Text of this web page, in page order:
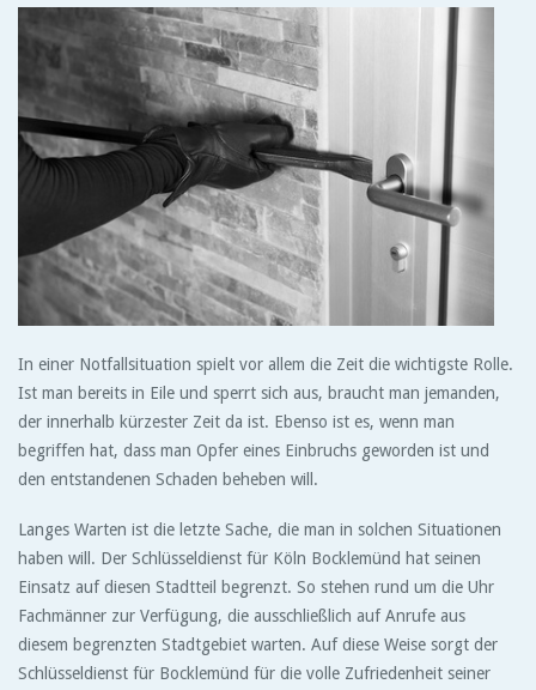
In einer Notfallsituation spielt vor allem die Zeit die wichtigste Rolle.
Ist man bereits in Eile und sperrt sich aus, braucht man jemanden,
der innerhalb kürzester Zeit da ist. Ebenso ist es, wenn man
begriffen hat, dass man Opfer eines Einbruchs geworden ist und
den entstandenen Schaden beheben will.
Langes Warten ist die letzte Sache, die man in solchen Situationen
haben will. Der Schlüsseldienst für Köln Bocklemünd hat seinen
Einsatz auf diesen Stadtteil begrenzt. So stehen rund um die Uhr
Fachmänner zur Verfügung, die ausschließlich auf Anrufe aus
diesem begrenzten Stadtgebiet warten. Auf diese Weise sorgt der
Schlüsseldienst für Bocklemünd für die volle Zufriedenheit seiner